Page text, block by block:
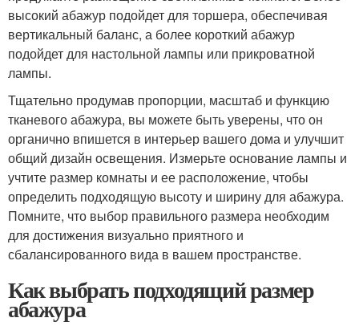
высокий абажур подойдет для торшера, обеспечивая
вертикальный баланс, а более короткий абажур
подойдет для настольной лампы или прикроватной
лампы.
Тщательно продумав пропорции, масштаб и функцию
тканевого абажура, вы можете быть уверены, что он
органично впишется в интерьер вашего дома и улучшит
общий дизайн освещения. Измерьте основание лампы и
учтите размер комнаты и ее расположение, чтобы
определить подходящую высоту и ширину для абажура.
Помните, что выбор правильного размера необходим
для достижения визуально приятного и
сбалансированного вида в вашем пространстве.
Как выбрать подходящий размер
абажура